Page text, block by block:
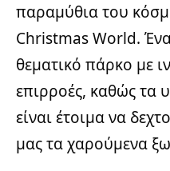
παραμύθια του
Christmas World. Ένα
θεματικό πάρκο με
επιρροές, καθώς τα
είναι έτοιμα να
μας τα χαρούμενα